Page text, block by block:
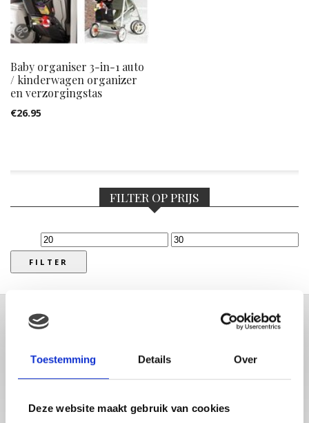
Toestemming Details Over
Deze website maakt gebruik van cookies
Baby organiser 3-in-1 auto
/ kinderwagen organizer
en verzorgingstas
€26.95
FILTER OP PRIJS
Min.
prijs
Max.
FILTER